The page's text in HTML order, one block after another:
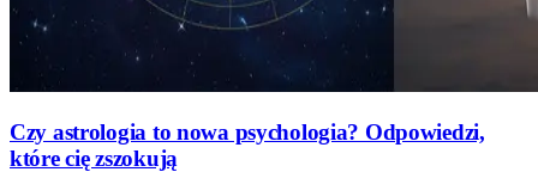
Czy astrologia to nowa psychologia? Odpowiedzi,
które cię zszokują